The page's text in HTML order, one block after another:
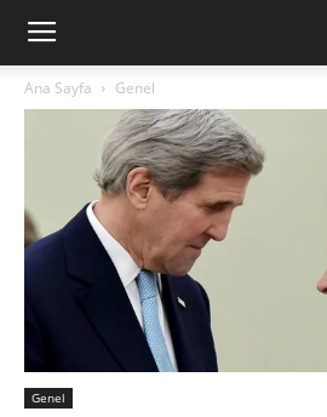
Ana Sayfa Genel
Genel